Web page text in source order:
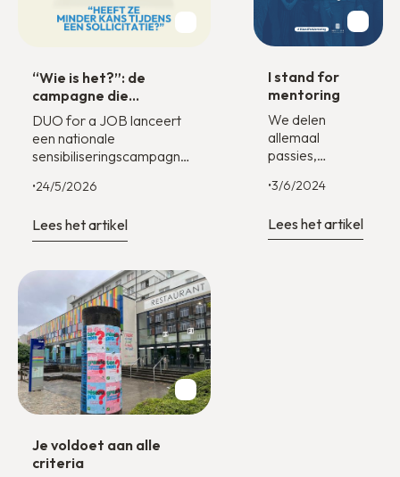
“Wie is het?”: de
campagne die
vooroordelen
buitenspel zet
DUO for a JOB lanceert
een nationale
sensibiliseringscampagne
op de arbeidsmarkt te
•24/5/2026
Lees het artikel
I stand for
mentoring
We delen
allemaal
passies,
ambities… maar
krijgt de
mogelijkheid om
•3/6/2024
Lees het artikel
Je voldoet aan alle
criteria